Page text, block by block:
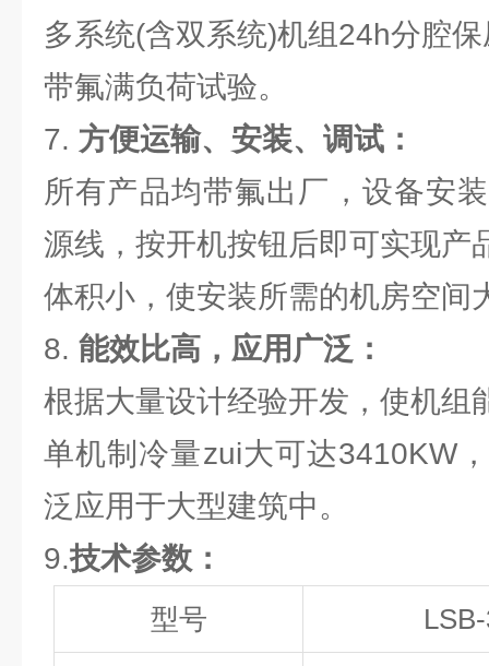
多系统(含双系统)机组24h分腔
带氟满负荷试验。
7. 方便运输、安装、调试：
所有产品均带氟出厂，设备安
源线，按开机按钮后即可实现产
体积小，使安装所需的机房空间
8. 能效比高，应用广泛：
根据大量设计经验开发，使机组
单机制冷量zui大可达3410KW
泛应用于大型建筑中。
9.技术参数：
型号